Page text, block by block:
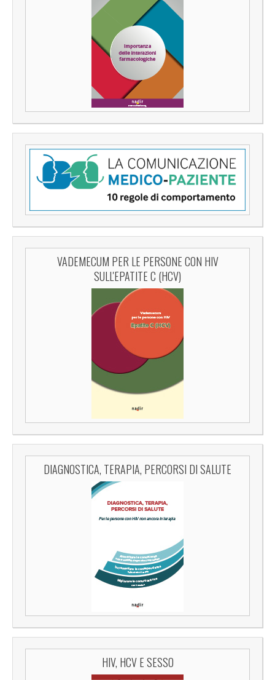
VADEMECUM PER LE PERSONE CON HIV
SULL'EPATITE C (HCV)
DIAGNOSTICA, TERAPIA, PERCORSI DI SALUTE
HIV, HCV E SESSO